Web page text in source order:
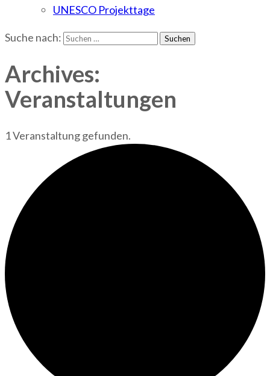
UNESCO Projekttage
Suche nach:
Archives:
Veranstaltungen
1 Veranstaltung gefunden.